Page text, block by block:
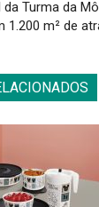
da Turma da
1.200 m² de